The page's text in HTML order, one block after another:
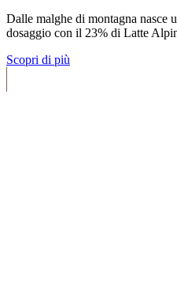
Dalle malghe di montagna nasce
dosaggio con il 23% di Latte
Scopri di più